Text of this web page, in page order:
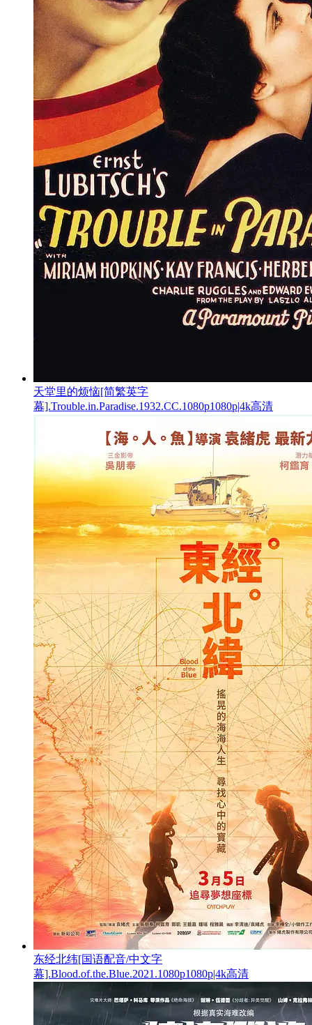
天堂里的烦恼[简繁英字
幕].Trouble.in.Paradise.1932.CC.1080p1080p|4k高清
东经北纬[国语配音/中文字
幕].Blood.of.the.Blue.2021.1080p1080p|4k高清